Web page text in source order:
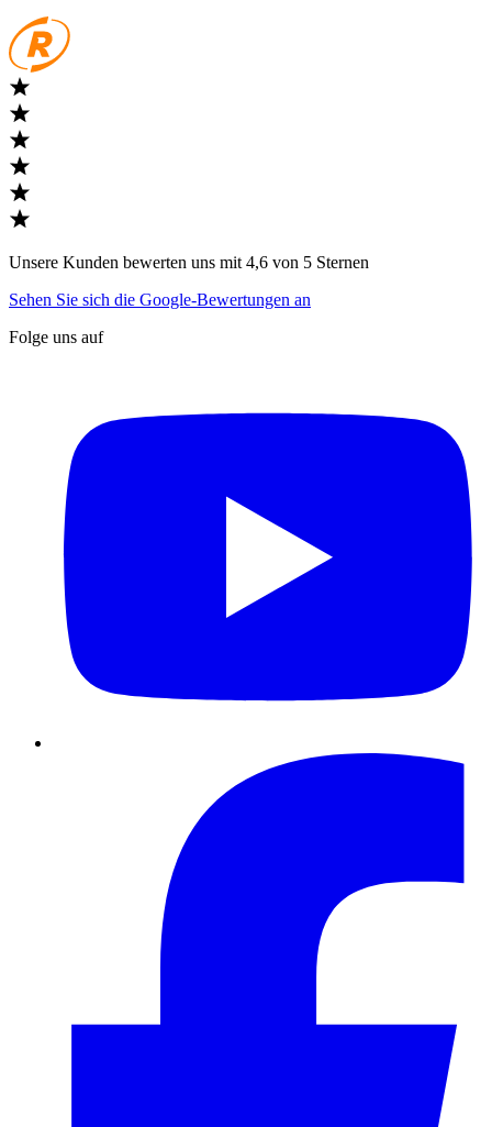
Unsere Kunden bewerten uns mit 4,6 von 5 Sternen
Sehen Sie sich die Google-Bewertungen an
Folge uns auf